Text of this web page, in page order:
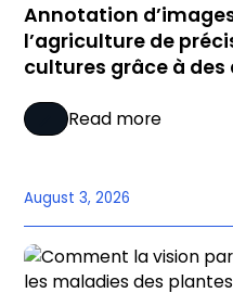
Annotation
l’agriculture de
cultures grâce à
Read more
August 3, 2026